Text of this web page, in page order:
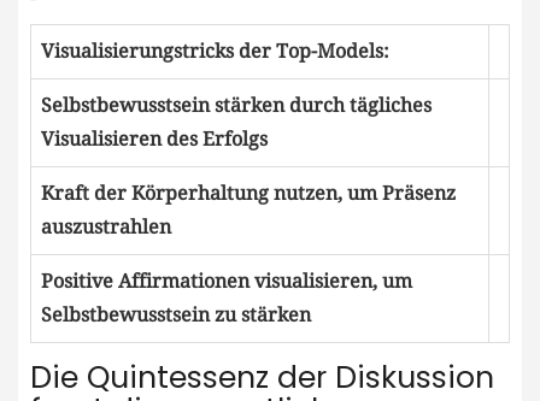
Visualisierungstricks der Top-Models:
Selbstbewusstsein stärken durch tägliches
Visualisieren des Erfolgs
Kraft der Körperhaltung nutzen,‍ um Präsenz
auszustrahlen
Positive Affirmationen visualisieren, um
Selbstbewusstsein ‍zu stärken
Die Quintessenz der Diskussion